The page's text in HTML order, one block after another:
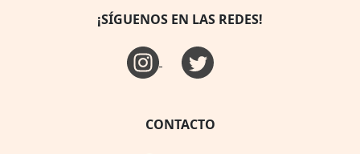
¡SÍGUENOS EN LAS REDES!
CONTACTO